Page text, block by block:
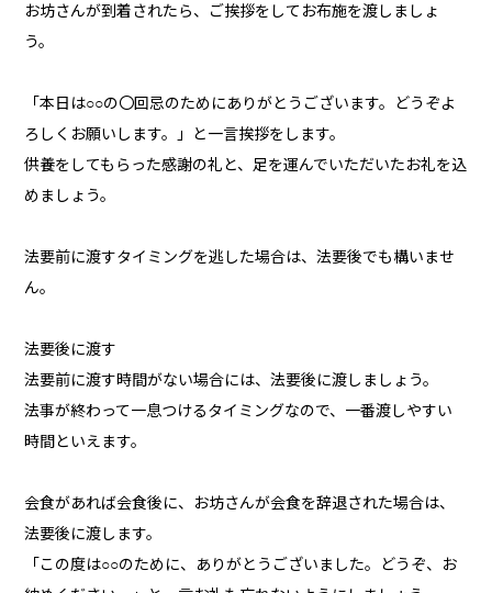
お坊さんが到着されたら、ご挨拶をしてお布施を渡しましょ
う。
「本日は○○の〇回忌のためにありがとうございます。どうぞよ
ろしくお願いします。」と一言挨拶をします。
供養をしてもらった感謝の礼と、足を運んでいただいたお礼を込
めましょう。
法要前に渡すタイミングを逃した場合は、法要後でも構いませ
ん。
法要後に渡す
法要前に渡す時間がない場合には、法要後に渡しましょう。
法事が終わって一息つけるタイミングなので、一番渡しやすい
時間といえます。
会食があれば会食後に、お坊さんが会食を辞退された場合は、
法要後に渡します。
「この度は○○のために、ありがとうございました。どうぞ、お